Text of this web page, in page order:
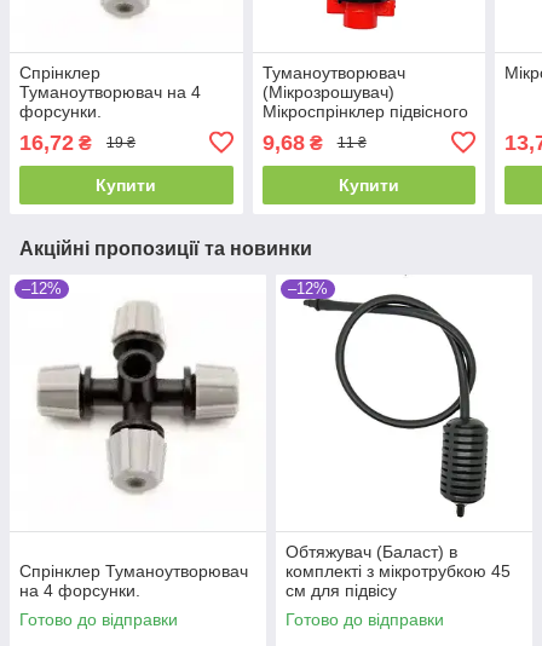
Спрiнклер
Туманоутворювач на 4
форсунки.
16,72 ₴ 19 ₴
Купити
Туманоутворювач
(Мікрозрошувач)
Мікроспрінклер підвісного
9,68₴ 11 ₴
Купити
Акційні пропозиції та новинки
–12%
Спрiнклер Туманоутворювач
на 4 форсунки.
Готово до відправки
–12%
Обтяжувач (Баласт) в
комплекті з мікротрубкою 45
см для підвісу
туманоутворювача і
мікроспринклеру
Готово до відправки